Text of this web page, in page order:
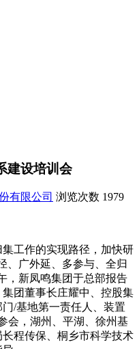
建设培训会
有限公司 浏览次数 1979
工作的实现路径，加快研
、广外延、多参与、全归
，新凤鸣集团于总部报告
团董事长庄耀中、控股集
/基地第一责任人、装置
会，湖州、平湖、徐州基
程传保、桐乡市科学技术